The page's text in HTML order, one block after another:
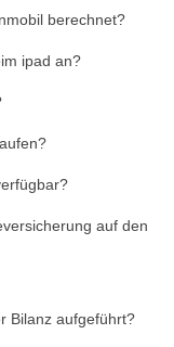
berechnet?
ipad an?
auf den
Bilanz aufgeführt?